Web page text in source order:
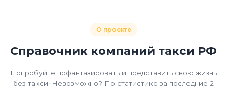
О проекте
Справочник компаний такси РФ
Попробуйте пофантазировать и представить свою жизнь
без такси. Невозможно? По статистике за последние 2